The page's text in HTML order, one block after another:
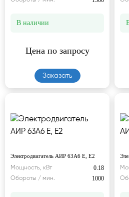
В наличии
Цена по запросу
Заказать
Электродвигатель АИР 63А6 Е, Е2
Мощность, кВт
0.18
Обороты / мин. 1000